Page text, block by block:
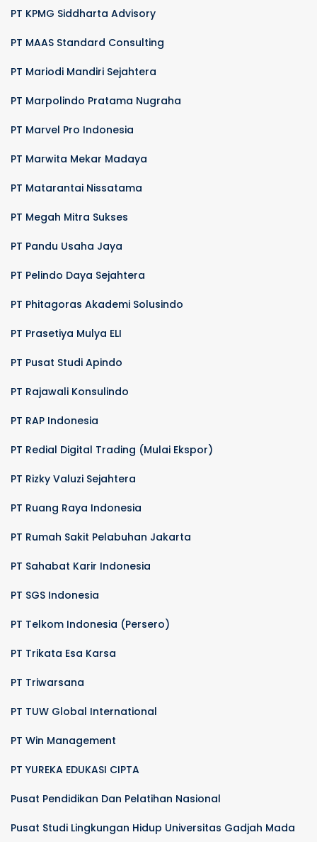
PT KPMG Siddharta Advisory
PT MAAS Standard Consulting
PT Mariodi Mandiri Sejahtera
PT Marpolindo Pratama Nugraha
PT Marvel Pro Indonesia
PT Marwita Mekar Madaya
PT Matarantai Nissatama
PT Megah Mitra Sukses
PT Pandu Usaha Jaya
PT Pelindo Daya Sejahtera
PT Phitagoras Akademi Solusindo
PT Prasetiya Mulya ELI
PT Pusat Studi Apindo
PT Rajawali Konsulindo
PT RAP Indonesia
PT Redial Digital Trading (Mulai Ekspor)
PT Rizky Valuzi Sejahtera
PT Ruang Raya Indonesia
PT Rumah Sakit Pelabuhan Jakarta
PT Sahabat Karir Indonesia
PT SGS Indonesia
PT Telkom Indonesia (Persero)
PT Trikata Esa Karsa
PT Triwarsana
PT TUW Global International
PT Win Management
PT YUREKA EDUKASI CIPTA
Pusat Pendidikan Dan Pelatihan Nasional
Pusat Studi Lingkungan Hidup Universitas Gadjah Mada